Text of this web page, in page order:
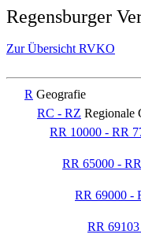
Regensburger
Zur Übersicht RVKO
R Geografie
RC - RZ Regionale
RR 10000 - RR
RR 65000 -
RR 69000 -
RR